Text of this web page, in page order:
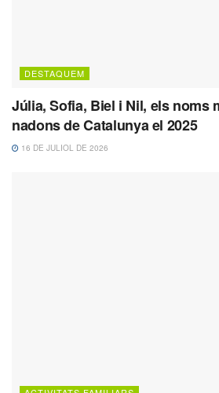
DESTAQUEM
Júlia, Sofia, Biel i Nil, els noms
nadons de Catalunya el 2025
16 DE JULIOL DE 2026